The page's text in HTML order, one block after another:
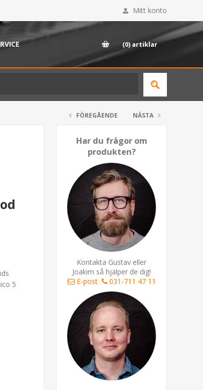
Mitt konto
(0) artiklar
FÖREGÅENDE NÄSTA
Har du frågor om
produkten?
Kontakta Gustav eller
Joakim så hjälper de dig!
E-post
031-711 47 11
5